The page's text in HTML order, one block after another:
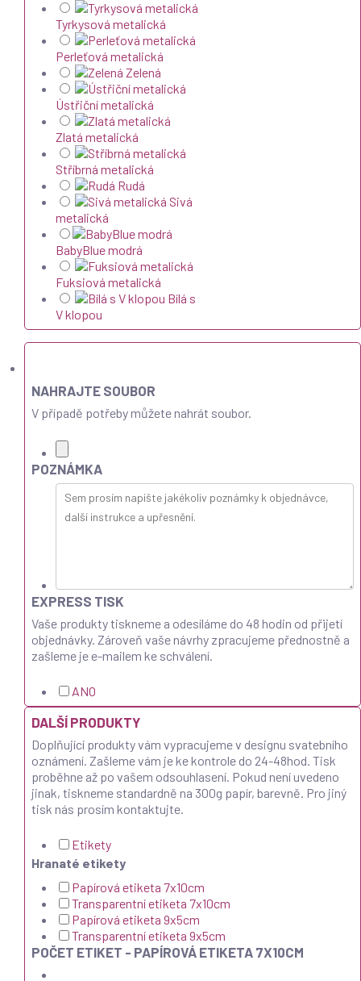
Tyrkysová metalická
Perleťová metalická
Zelená
Ústřiční metalická
Zlatá metalická
Stříbrná metalická
Rudá
Sivá
metalická
BabyBlue modrá
Fuksiová metalická
Bílá s
V klopou
NAHRAJTE SOUBOR
V případě potřeby můžete nahrát soubor.
POZNÁMKA
EXPRESS TISK
Vaše produkty tiskneme a odesíláme do 48 hodin od přijetí
objednávky. Zároveň vaše návrhy zpracujeme přednostně a
zašleme je e-mailem ke schválení.
ANO
DALŠÍ PRODUKTY
Doplňující produkty vám vypracujeme v designu svatebního
oznámení. Zašleme vám je ke kontrole do 24-48hod. Tisk
proběhne až po vašem odsouhlasení. Pokud není uvedeno
jinak, tiskneme standardně na 300g papír, barevně. Pro jiný
tisk nás prosím kontaktujte.
Etikety
Hranaté etikety
Papírová etiketa 7x10cm
Transparentní etiketa 7x10cm
Papírová etiketa 9x5cm
Transparentní etiketa 9x5cm
POČET ETIKET - PAPÍROVÁ ETIKETA 7X10CM